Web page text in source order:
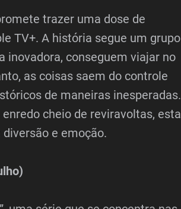
trazer uma dose de
TV+. A história segue um grupo
inovadora, conseguem viajar no
as coisas saem do controle
de maneiras inesperadas.
cheio de reviravoltas, esta
e emoção.